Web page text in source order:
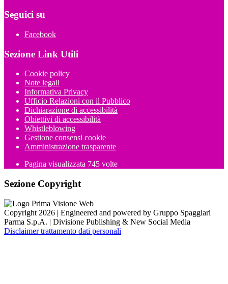
Seguici su
Facebook
Sezione Link Utili
Cookie policy
Note legali
Informativa Privacy
Ufficio Relazioni con il Pubblico
Dichiarazione di accessibilità
Obiettivi di accessibilità
Whistleblowing
Gestione consensi cookie
Amministrazione trasparente
Pagina visualizzata 745 volte
Sezione Copyright
Copyright 2026 | Engineered and powered by Gruppo Spaggiari
Parma S.p.A. | Divisione Publishing & New Social Media
Disclaimer trattamento dati personali